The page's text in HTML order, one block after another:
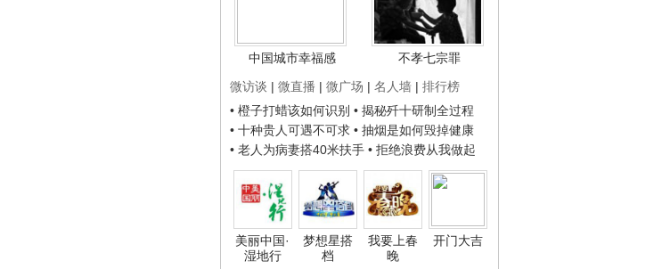
中国城市幸福感
不孝七宗罪
微访谈 | 微直播 | 微广场 | 名人墙 | 排行榜
• 橙子打蜡该如何识别 • 揭秘歼十研制全过程
• 十种贵人可遇不可求 • 抽烟是如何毁掉健康
• 老人为病妻搭40米扶手 • 拒绝浪费从我做起
美丽中国·
湿地行
梦想星搭
档
我要上春
晚
开门大吉